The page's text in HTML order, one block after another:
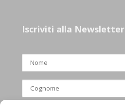
Iscriviti alla Newsletter